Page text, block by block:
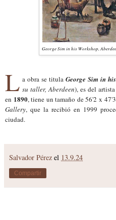
George Sim in his Workshop,
L a obra se titula George Sim in
su taller, Aberdeen), es del
en 1890, tiene un tamaño de 56'2 x
Gallery, que la recibió en 1999
ciudad.
Salvador Pérez el 13.9.24
Compartir